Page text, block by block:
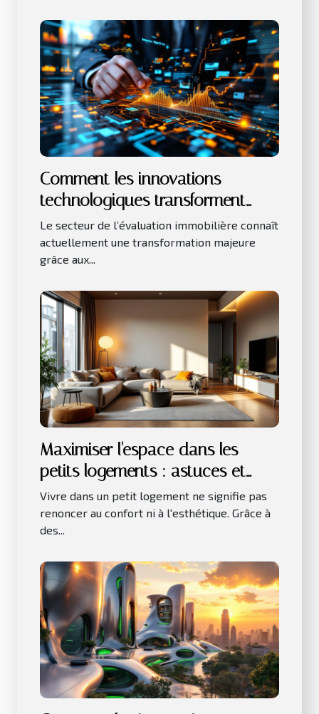
Comment les innovations
technologiques transforment
l'évaluation immobilière ?
Le secteur de l’évaluation immobilière connaît
actuellement une transformation majeure
grâce aux...
Maximiser l'espace dans les
petits logements : astuces et
innovations
Vivre dans un petit logement ne signifie pas
renoncer au confort ni à l'esthétique. Grâce à
des...